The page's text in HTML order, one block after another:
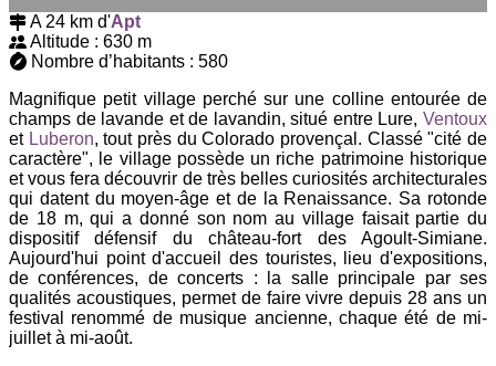
A 24 km d'Apt
Altitude : 630 m
Nombre d’habitants : 580
Magnifique petit village perché sur une colline entourée de
champs de lavande et de lavandin, situé entre Lure, Ventoux
et Luberon, tout près du Colorado provençal. Classé "cité de
caractère", le village possède un riche patrimoine historique
et vous fera découvrir de très belles curiosités architecturales
qui datent du moyen-âge et de la Renaissance. Sa rotonde
de 18 m, qui a donné son nom au village faisait partie du
dispositif défensif du château-fort des Agoult-Simiane.
Aujourd'hui point d'accueil des touristes, lieu d'expositions,
de conférences, de concerts : la salle principale par ses
qualités acoustiques, permet de faire vivre depuis 28 ans un
festival renommé de musique ancienne, chaque été de mi-
juillet à mi-août.